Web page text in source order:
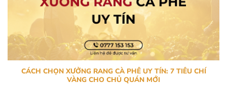
CÁCH CHỌN XƯỞNG RANG CÀ PHÊ UY TÍN: 7 TIÊU CHÍ
VÀNG CHO CHỦ QUÁN MỚI